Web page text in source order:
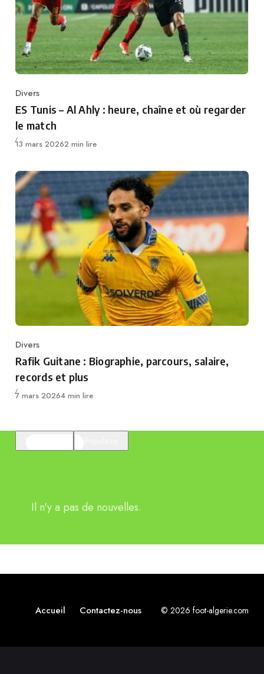
Category
Divers
ES Tunis – Al Ahly : heure, chaîne et où regarder
le match
Publié
13 mars 20262 min lire
Category
Divers
Rafik Guitane : Biographie, parcours, salaire,
records et plus
Publié
7 mars 20264 min lire
Il n'y a pas de nouvelles.
Accueil Contactez-nous © 2026 foot-algerie.com